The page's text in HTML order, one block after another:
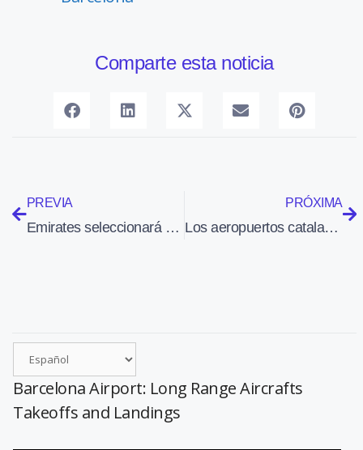
Comparte esta noticia
PREVIA
Emirates seleccionará en octubre tripulantes de cabina en Barcelona, Madrid y Oviedo
PRÓXIMA
Los aeropuertos catalanes de la red de Aena, base operativa de las patrullas de la Festa al Cel
Barcelona Airport: Long Range Aircrafts
Takeoffs and Landings